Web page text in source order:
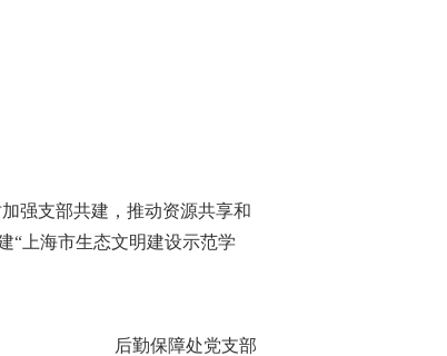
强支部共建，推动资源共享和
“上海市生态文明建设示范学
后勤保障处党支部